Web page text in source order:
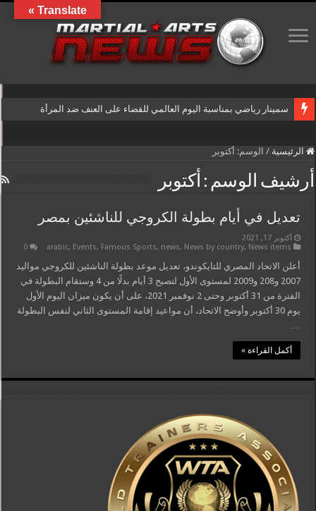
سمينار رياضي بمناسبة اليوم العالمي للقضاء على العنف ضد المرأة
الرئيسية / الوسم: أكتوبر
أرشيف الوسم : أكتوبر
تعديل في أيام بطولة الكروجي للناشئين بمصر
أكتوبر 17, 2021
arabic, Events, Famous Sports, news, News by country, News items
0
أعلن الاتحاد المصري للتايكوندو، تعديل موعد بطولة الناشئين للكروجي مواليد
2007 و208 و2009 لمستوى الأول لتصبح 3 أيام بدلًا من 4 وستقام البطولة في
الفترة من 31 أكتوبر وحتى 2 نوفمبر 2021، على أن يكون ميزان اليوم الأول
يوم 30 أكتوبر وأوضح الاتحاد، أن مواعيد إقامة المستوى الثاني لنفس البطولة
أكمل القراءة »
Translate »